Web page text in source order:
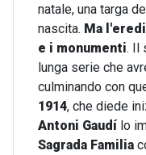
natale, una targa
nascita. Ma
e i monumenti. Il
lunga serie che
culminando con
1914, che diede
Antoni Gaudí lo
Sagrada Familia